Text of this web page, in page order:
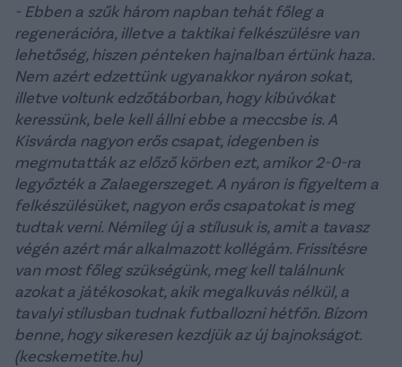
- Ebben a szűk három napban tehát főleg a
regenerációra, illetve a taktikai felkészülésre van
lehetőség, hiszen pénteken hajnalban értünk haza.
Nem azért edzettünk ugyanakkor nyáron sokat,
illetve voltunk edzőtáborban, hogy kibúvókat
keressünk, bele kell állni ebbe a meccsbe is. A
Kisvárda nagyon erős csapat, idegenben is
megmutatták az előző körben ezt, amikor 2-0-ra
legyőzték a Zalaegerszeget. A nyáron is figyeltem a
felkészülésüket, nagyon erős csapatokat is meg
tudtak verni. Némileg új a stílusuk is, amit a tavasz
végén azért már alkalmazott kollégám. Frissítésre
van most főleg szükségünk, meg kell találnunk
azokat a játékosokat, akik megalkuvás nélkül, a
tavalyi stílusban tudnak futballozni hétfőn. Bízom
benne, hogy sikeresen kezdjük az új bajnokságot.
(kecskemetite.hu)